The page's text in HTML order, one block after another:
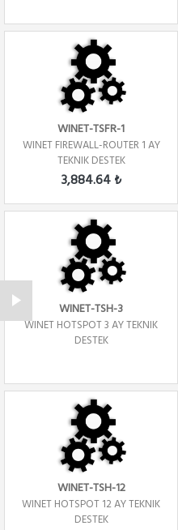
WINET-TSFR-1
WINET FIREWALL-ROUTER 1 AY
TEKNIK DESTEK
3,884.64 ₺
WINET-TSH-3
WINET HOTSPOT 3 AY TEKNIK
DESTEK
WINET-TSH-12
WINET HOTSPOT 12 AY TEKNIK
DESTEK